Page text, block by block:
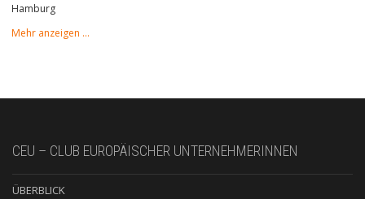
Hamburg
Mehr anzeigen …
CEU – CLUB EUROPÄISCHER UNTERNEHMERINNEN
ÜBERBLICK